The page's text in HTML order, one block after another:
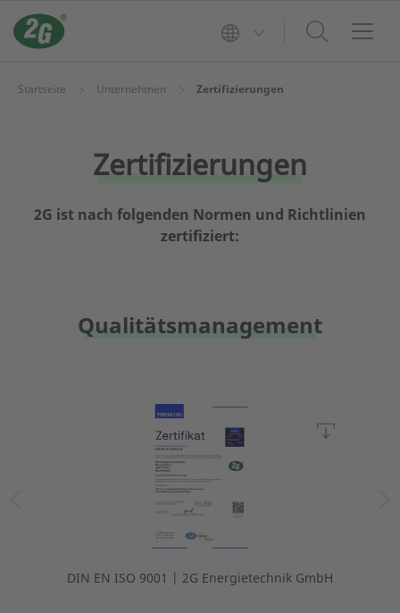
Startseite Unternehmen Zertifizierungen
Zertifizierungen
2G ist nach folgenden Normen und Richtlinien
zertifiziert:
Qualitätsmanagement
DIN EN ISO 9001 | 2G Energietechnik GmbH